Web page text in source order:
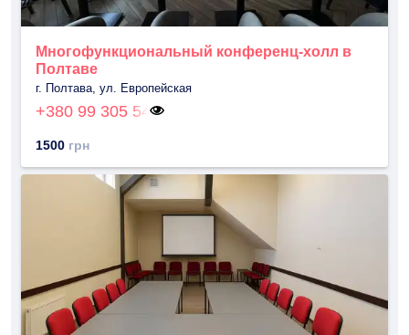
Многофункциональный конференц-холл в
Полтаве
г. Полтава, ул. Европейская
+380 99 305 54
1500 грн